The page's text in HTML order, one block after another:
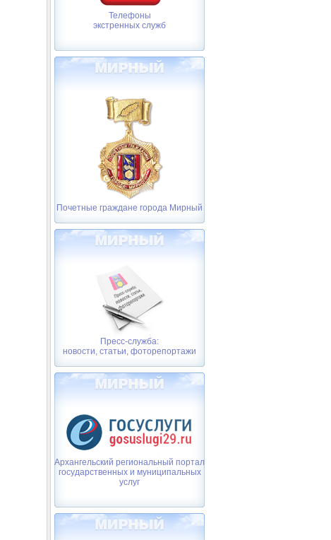
Телефоны
экстренных служб
Почетные граждане города Мирный
Пресс-служба:
новости, статьи, фоторепортажи
Архангельский региональный портал
государственных и муниципальных
услуг